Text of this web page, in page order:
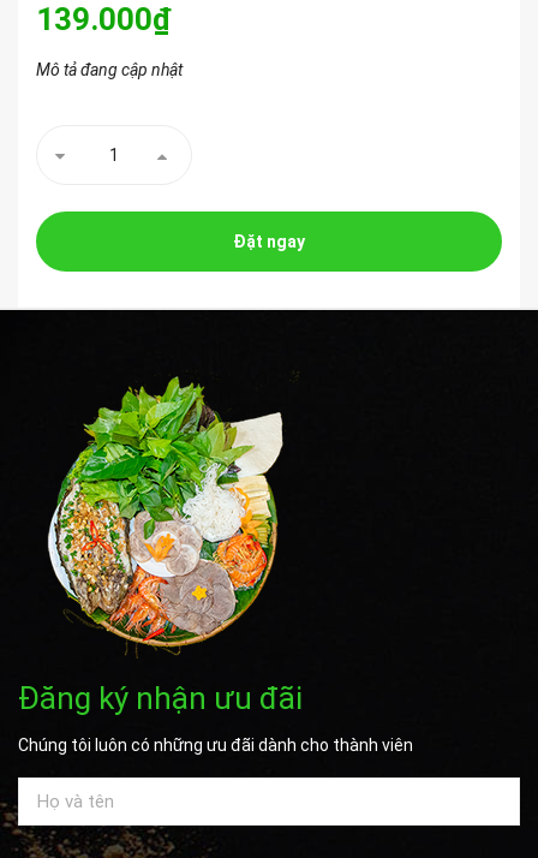
139.000₫
Mô tả đang cập nhật
Đặt ngay
Đăng ký nhận ưu đãi
Chúng tôi luôn có những ưu đãi dành cho thành viên